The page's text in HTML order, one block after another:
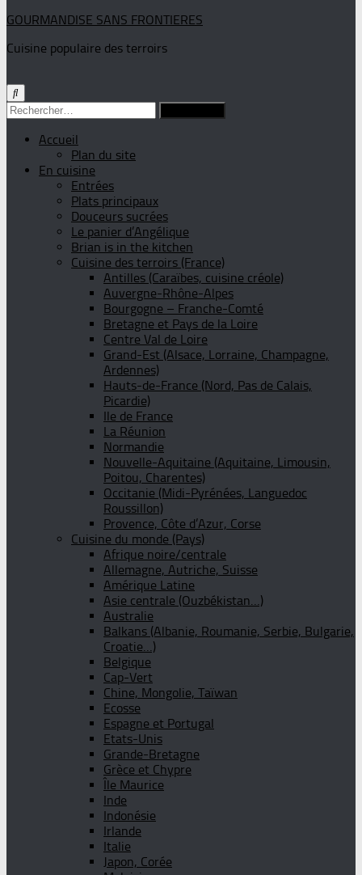
GOURMANDISE SANS FRONTIERES
Cuisine populaire des terroirs
Rechercher :
Accueil
Plan du site
En cuisine
Entrées
Plats principaux
Douceurs sucrées
Le panier d’Angélique
Brian is in the kitchen
Cuisine des terroirs (France)
Antilles (Caraïbes, cuisine créole)
Auvergne-Rhône-Alpes
Bourgogne – Franche-Comté
Bretagne et Pays de la Loire
Centre Val de Loire
Grand-Est (Alsace, Lorraine, Champagne,
Ardennes)
Hauts-de-France (Nord, Pas de Calais,
Picardie)
Ile de France
La Réunion
Normandie
Nouvelle-Aquitaine (Aquitaine, Limousin,
Poitou, Charentes)
Occitanie (Midi-Pyrénées, Languedoc
Roussillon)
Provence, Côte d’Azur, Corse
Cuisine du monde (Pays)
Afrique noire/centrale
Allemagne, Autriche, Suisse
Amérique Latine
Asie centrale (Ouzbékistan…)
Australie
Balkans (Albanie, Roumanie, Serbie, Bulgarie,
Croatie…)
Belgique
Cap-Vert
Chine, Mongolie, Taïwan
Ecosse
Espagne et Portugal
Etats-Unis
Grande-Bretagne
Grèce et Chypre
Île Maurice
Inde
Indonésie
Irlande
Italie
Japon, Corée